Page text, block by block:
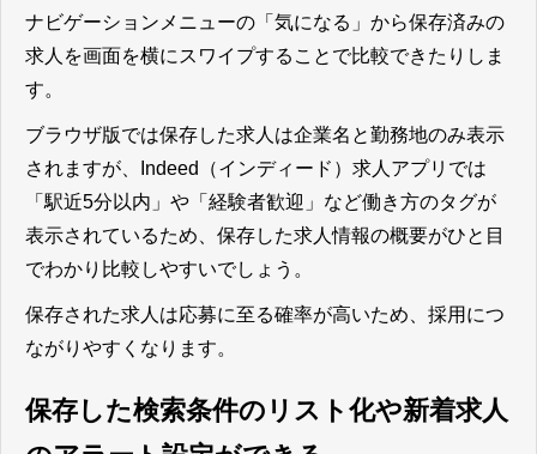
ナビゲーションメニューの「気になる」から保存済みの
求人を画面を横にスワイプすることで比較できたりしま
す。
ブラウザ版では保存した求人は企業名と勤務地のみ表示
されますが、Indeed（インディード）求人アプリでは
「駅近5分以内」や「経験者歓迎」など働き方のタグが
表示されているため、保存した求人情報の概要がひと目
でわかり比較しやすいでしょう。
保存された求人は応募に至る確率が高いため、採用につ
ながりやすくなります。
保存した検索条件のリスト化や新着求人